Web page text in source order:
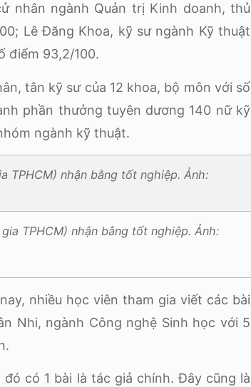
nhân ngành Quản trị Kinh doanh, thủ
Lê Đăng Khoa, kỹ sư ngành Kỹ thuật
điểm 93,2/100.
tân kỹ sư của 12 khoa, bộ môn với số
phần thưởng tuyên dương 140 nữ kỹ
ngành kỹ thuật.
TPHCM) nhận bằng tốt nghiệp. Ảnh:
nhiều học viên tham gia viết các bài
Nhi, ngành Công nghệ Sinh học với 5
có 1 bài là tác giả chính. Đây cũng là